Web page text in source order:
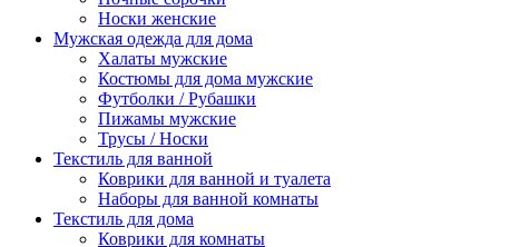
Носки женские
Мужская одежда для дома
Халаты мужские
Костюмы для дома мужские
Футболки / Рубашки
Пижамы мужские
Трусы / Носки
Текстиль для ванной
Коврики для ванной и туалета
Наборы для ванной комнаты
Текстиль для дома
Коврики для комнаты